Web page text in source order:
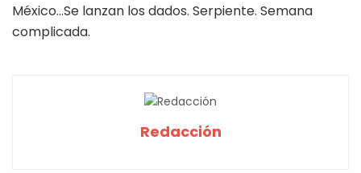
México…Se lanzan los dados. Serpiente. Semana
complicada.
Redacción